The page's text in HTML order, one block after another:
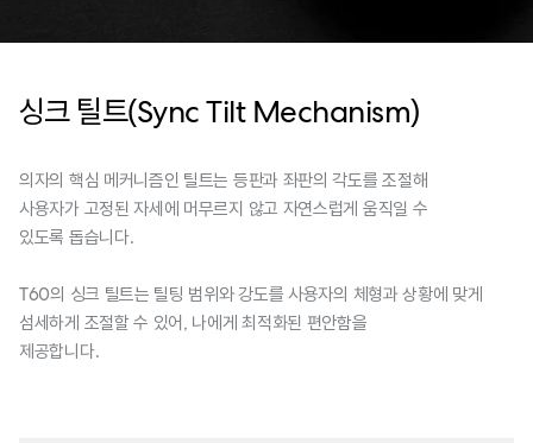
싱크 틸트(Sync Tilt Mechanism)
의자의 핵심 메커니즘인 틸트는 등판과 좌판의 각도를 조절해
사용자가 고정된 자세에 머무르지 않고 자연스럽게 움직일 수
있도록 돕습니다.
T60의 싱크 틸트는 틸팅 범위와 강도를 사용자의 체형과 상황에 맞게
섬세하게 조절할 수 있어, 나에게 최적화된 편안함을
제공합니다.